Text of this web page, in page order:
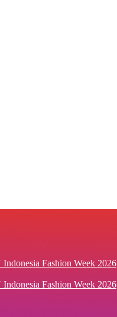
Fashion Week 2026